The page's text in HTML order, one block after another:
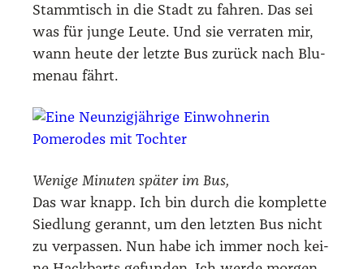
Stamm­tisch in die Stadt zu fah­ren. Das sei
was für jun­ge Leu­te. Und sie ver­ra­ten mir,
wann heu­te der letz­te Bus zurück nach Blu­
men­au fährt.
Weni­ge Minu­ten spä­ter im Bus,
Das war knapp. Ich bin durch die kom­plet­te
Sied­lung gerannt, um den letz­ten Bus nicht
zu ver­pas­sen. Nun habe ich immer noch kei­